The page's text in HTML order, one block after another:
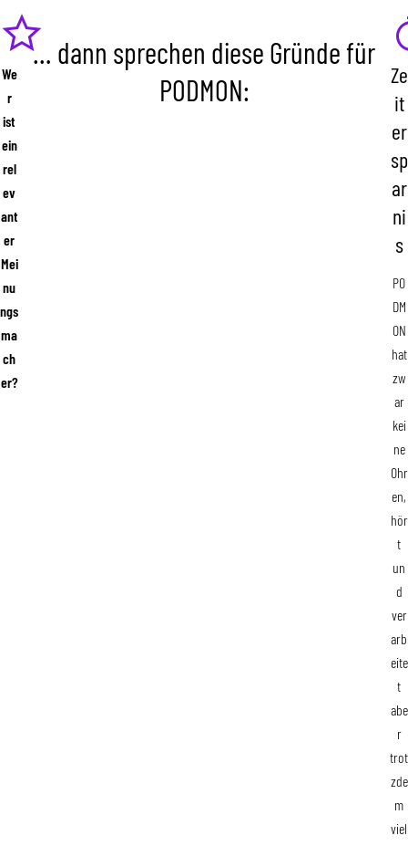
We
r
ist
ein
rel
ev
ant
er
Mei
nu
ngs
ma
ch
er?
… dann sprechen diese Gründe für
PODMON:
Ze
it
er
sp
ar
ni
s
PO
DM
ON
hat
zw
ar
kei
ne
Ohr
en,
hör
t
un
d
ver
arb
eite
t
abe
r
trot
zde
m
viel